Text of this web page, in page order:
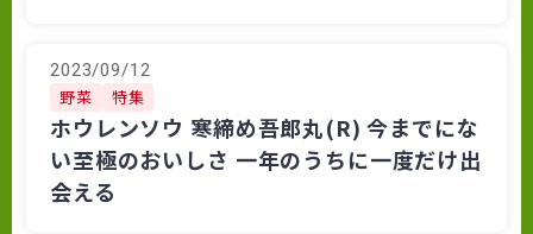
2023/09/12
野菜 特集
ホウレンソウ 寒締め吾郎丸(R) 今までにな
い至極のおいしさ 一年のうちに一度だけ出
会える